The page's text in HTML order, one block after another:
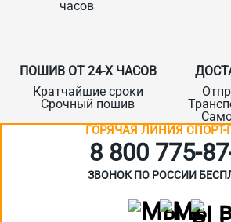
ПОШИВ ОТ 24-Х ЧАСОВ
Кратчайшие сроки
Срочный пошив
ГОРЯЧАЯ ЛИНИЯ
8 800
ЗВОНОК ПО РОССИИ